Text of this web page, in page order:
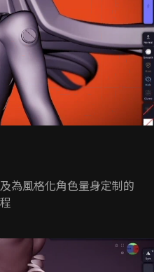
為風格化角色量身定制的